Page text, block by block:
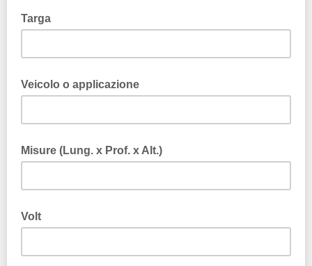
Targa
Veicolo o applicazione
Misure (Lung. x Prof. x Alt.)
Volt